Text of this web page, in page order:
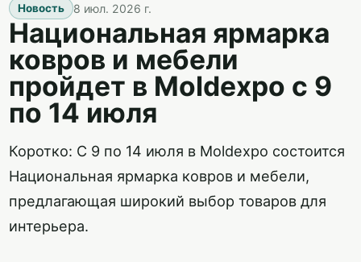
Новость 8 июл. 2026 г.
Национальная ярмарка
ковров и мебели
пройдет в Moldexpo с 9
по 14 июля
Коротко: С 9 по 14 июля в Moldexpo состоится
Национальная ярмарка ковров и мебели,
предлагающая широкий выбор товаров для
интерьера.